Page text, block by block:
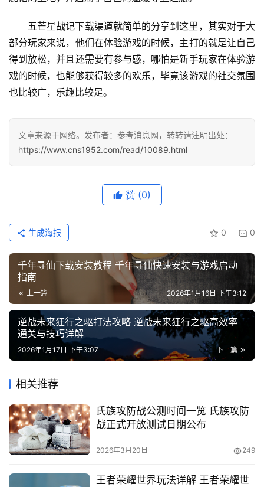
首
文
章
题
列
表
快
讯
更
多
页
五芒星战记下载渠道就简单的分享到这里，其实对于大
部分玩家来说，他们在体验游戏的时候，主打的就是让自己
得到放松，并且还需要有参与感，哪怕是新手玩家在体验游
戏的时候，也能够获得较多的欢乐，毕竟该游戏的社交氛围
也比较广，乐趣比较足。
文章来源于网络。发布者：参考消息网，转转请注明出处：
https://www.cns1952.com/read/10089.html
赞 (0)
0 0
生成海报
千年寻仙下载安装教程 千年寻仙快速安装与游戏启动
指南
上一篇 2026年1月16日 下午3:12
逆战未来狂行之驱打法攻略 逆战未来狂行之驱高效率
通关与技巧详解
下一篇
2026年1月17日 下午3:07
相关推荐
氏族攻防战公测时间一览 氏族攻防
战正式开放测试日期公布
2026年3月20日 249
王者荣耀世界玩法详解 王者荣耀世